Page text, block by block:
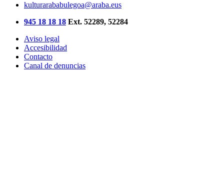
kulturarababulegoa@araba.eus
945 18 18 18 Ext. 52289, 52284
Aviso legal
Accesibilidad
Contacto
Canal de denuncias